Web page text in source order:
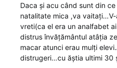
Daca și acu când sunt din
natalitate mica ,va
vreti(ca el era un analfabet
distrus învățământul atâția
macar atunci erau mulți
distrugeri…cu ăștia ultimi 30